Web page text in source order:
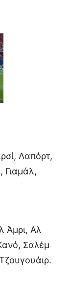
Λαπόρτ,
Γιαμάλ,
Άμρι, Αλ
Σαλέμ